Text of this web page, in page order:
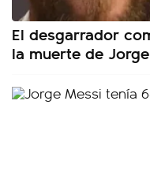
El desgarrador
la muerte de